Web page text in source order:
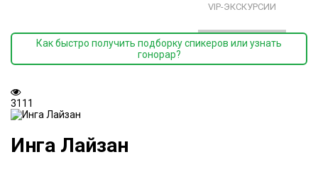
VIP-ЭКСКУРСИИ
Как быстро получить подборку спикеров или узнать
гонорар?
3111
Инга Лайзан